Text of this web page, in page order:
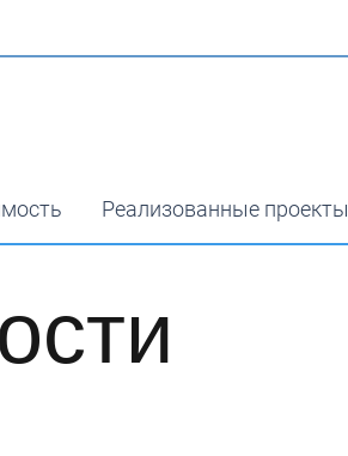
Реализованные проекты